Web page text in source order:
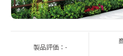
製品評価：-